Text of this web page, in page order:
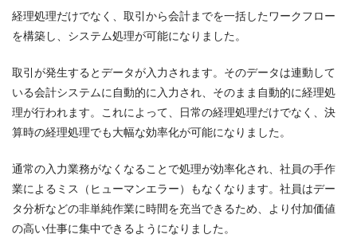
経理処理だけでなく、取引から会計までを一括したワークフロー
を構築し、システム処理が可能になりました。
取引が発生するとデータが入力されます。そのデータは連動して
いる会計システムに自動的に入力され、そのまま自動的に経理処
理が行われます。これによって、日常の経理処理だけでなく、決
算時の経理処理でも大幅な効率化が可能になりました。
通常の入力業務がなくなることで処理が効率化され、社員の手作
業によるミス（ヒューマンエラー）もなくなります。社員はデー
タ分析などの非単純作業に時間を充当できるため、より付加価値
の高い仕事に集中できるようになりました。